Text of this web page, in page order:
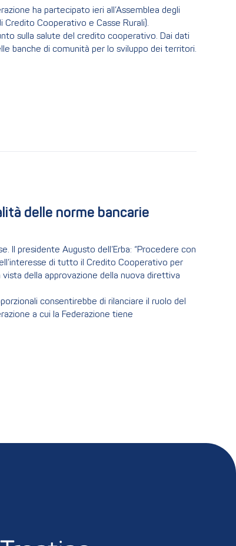
ha partecipato ieri all’Assemblea degli
Credito Cooperativo e Casse Rurali).
sulla salute del credito cooperativo. Dai dati
banche di comunità per lo sviluppo dei territori.
delle norme bancarie
Il presidente Augusto dell’Erba: “Procedere con
di tutto il Credito Cooperativo per
della approvazione della nuova direttiva
consentirebbe di rilanciare il ruolo del
a cui la Federazione tiene